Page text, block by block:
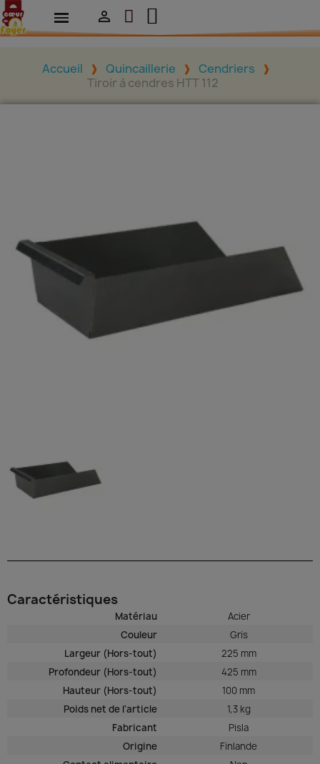

Accueil Quincaillerie
Cendriers
Tiroir à cendres HTT 112
Caractéristiques
Matériau
Acier
Couleur
Gris
Largeur (Hors-tout)
225 mm
Profondeur (Hors-tout)
425 mm
Hauteur (Hors-tout)
100 mm
Poids net de l'article
1,3 kg
Fabricant
Pisla
Origine
Finlande